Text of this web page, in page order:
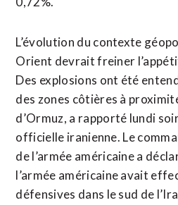
L’évolution du contexte
Orient ​devrait freiner
Des ⁠explosions ont été
des zones côtières à
d’Ormuz, a rapporté lundi
officielle iranienne. Le
‌de l’armée américaine a
l’armée américaine avait
défensives dans le sud de